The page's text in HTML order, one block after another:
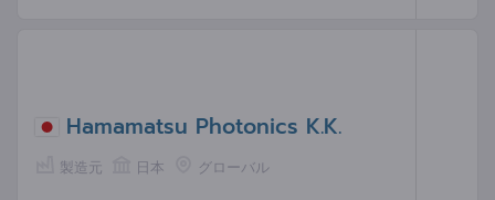
Hamamatsu Photonics K.K.
製造元 日本 グローバル